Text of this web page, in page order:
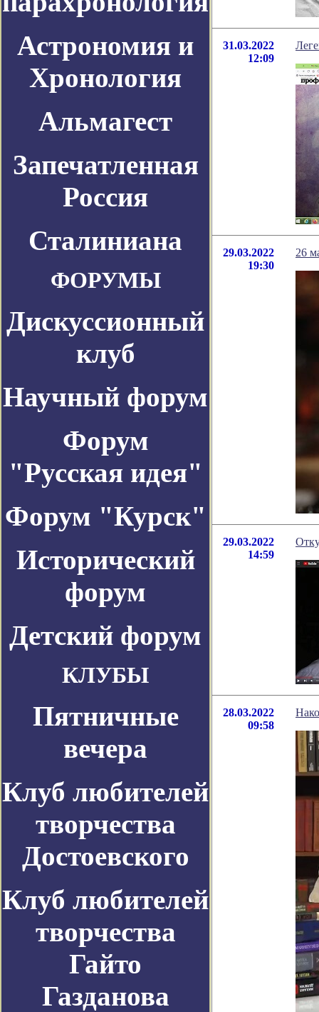
Астрономия и
Хронология
Альмагест
Запечатленная
Россия
Сталиниана
ФОРУМЫ
Дискуссионный
клуб
Научный форум
Форум
"Русская идея"
Форум "Курск"
Исторический
форум
Детский форум
КЛУБЫ
Пятничные
вечера
Клуб любителей
творчества
Достоевского
Клуб любителей
творчества
Гайто
Газданова
31.03.2022
12:09
29.03.2022
19:30
26
29.03.2022
14:59
28.03.2022
09:58